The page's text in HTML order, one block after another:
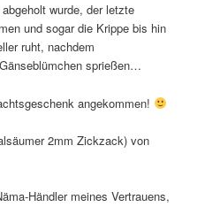
wurde, der letzte
und sogar die Krippe bis hin
ruht, nachdem
sprießen…
angekommen!
2mm Zickzack) von
Händler meines Vertrauens,